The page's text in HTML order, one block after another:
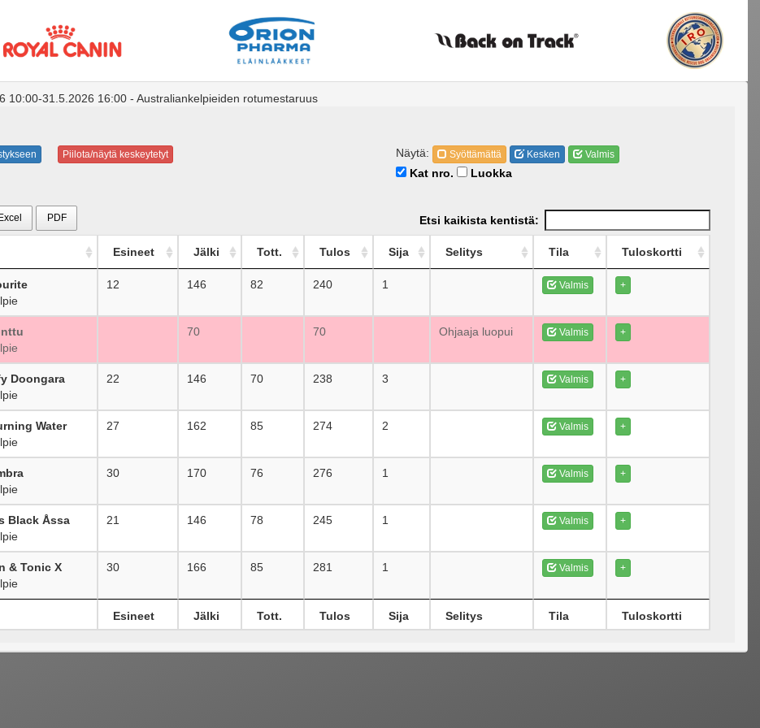
10:00-31.5.2026 16:00 - Australiankelpieiden rotumestaruus
Piilota/näytä keskeytetyt Näytä: Syöttämättä Kesken Valmis
Kat nro.
Luokka
PDF Etsi kaikista kentistä:
Esineet Jälki Tott. Tulos Sija Selitys Tila Tuloskortti
12 146 82 240 1 Valmis +
70 70 Ohjaaja luopui Valmis +
Doongara
22 146 70 238 3 Valmis +
Water
27 162 85 274 2 Valmis +
30 170 76 276 1 Valmis +
Black Åssa
21 146 78 245 1 Valmis +
& Tonic X
30 166 85 281 1 Valmis +
Esineet Jälki Tott. Tulos Sija Selitys Tila Tuloskortti